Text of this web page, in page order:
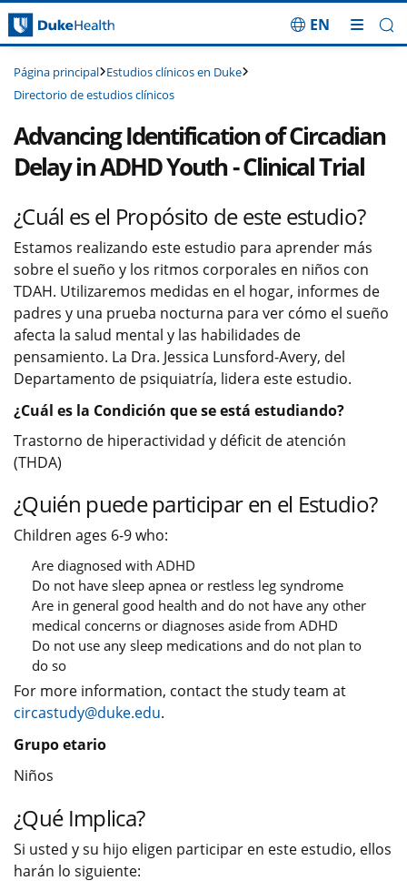
Saltar navegación
EN
Página principal Estudios clínicos en Duke
Directorio de estudios clínicos
Advancing Identification of Circadian
Delay in ADHD Youth - Clinical Trial
¿Cuál es el Propósito de este estudio?
Estamos realizando este estudio para aprender más
sobre el sueño y los ritmos corporales en niños con
TDAH. Utilizaremos medidas en el hogar, informes de
padres y una prueba nocturna para ver cómo el sueño
afecta la salud mental y las habilidades de
pensamiento. La Dra. Jessica Lunsford-Avery, del
Departamento de psiquiatría, lidera este estudio.
¿Cuál es la Condición que se está estudiando?
Trastorno de hiperactividad y déficit de atención
(THDA)
¿Quién puede participar en el Estudio?
Children ages 6-9 who:
Are diagnosed with ADHD
Do not have sleep apnea or restless leg syndrome
Are in general good health and do not have any other
medical concerns or diagnoses aside from ADHD
Do not use any sleep medications and do not plan to
do so
For more information, contact the study team at
circastudy@duke.edu.
Grupo etario
Niños
¿Qué Implica?
Si usted y su hijo eligen participar en este estudio, ellos
harán lo siguiente: